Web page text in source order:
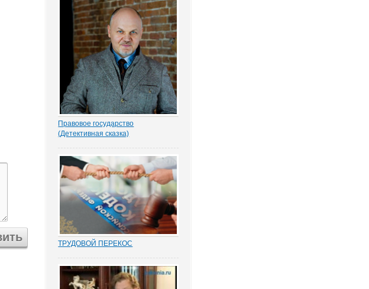
судебную систему следует
усовершенствовать, и она не
защищает частную собственность.
Данные декабрьского опроса
привел портал Право.ру. Более...
Правовое государство
(Детективная сказка)
надругался над покойной. Не ты? -
грозно спросил Воевода.
Добрыня исподлобья бросил на
Воеводу удивлённый взгляд.
- Я был...
ТРУДОВОЙ ПЕРЕКОС
стороны – работника вот уже
почти 15 лет является одним из